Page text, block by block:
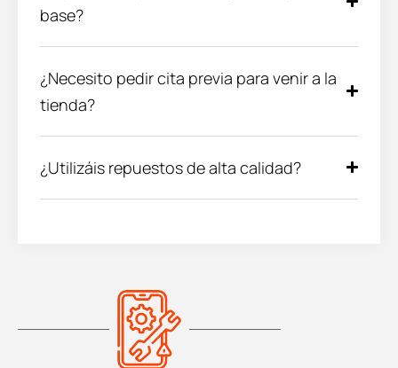
base?
¿Necesito pedir cita previa para venir a la
tienda?
¿Utilizáis repuestos de alta calidad?